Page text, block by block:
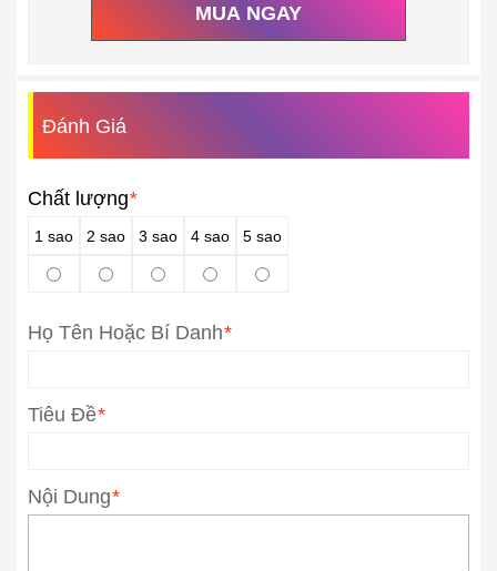
MUA NGAY
Đánh Giá
Chất lượng*
1 sao 2 sao 3 sao 4 sao 5 sao
*
Họ Tên Hoặc Bí Danh
*
Tiêu Đề
*
Nội Dung